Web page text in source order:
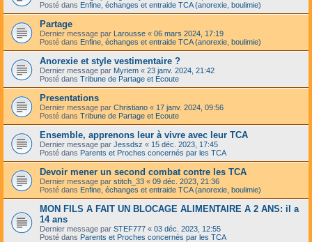
Posté dans Enfine, échanges et entraide TCA (anorexie, boulimie)
Partage
Dernier message par Larousse « 06 mars 2024, 17:19
Posté dans Enfine, échanges et entraide TCA (anorexie, boulimie)
Anorexie et style vestimentaire ?
Dernier message par Myriem « 23 janv. 2024, 21:42
Posté dans Tribune de Partage et Ecoute
Presentations
Dernier message par Christiano « 17 janv. 2024, 09:56
Posté dans Tribune de Partage et Ecoute
Ensemble, apprenons leur à vivre avec leur TCA
Dernier message par Jessdsz « 15 déc. 2023, 17:45
Posté dans Parents et Proches concernés par les TCA
Devoir mener un second combat contre les TCA
Dernier message par stitch_33 « 09 déc. 2023, 21:36
Posté dans Enfine, échanges et entraide TCA (anorexie, boulimie)
MON FILS A FAIT UN BLOCAGE ALIMENTAIRE A 2 ANS: il a
14 ans
Dernier message par STEF777 « 03 déc. 2023, 12:55
Posté dans Parents et Proches concernés par les TCA